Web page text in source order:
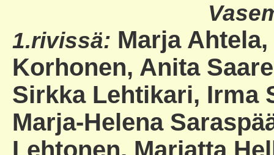
1.rivissä: Marja
Korhonen, Anita
Sirkka Lehtikari, Irma
Marja-Helena
Lehtonen, Marjatta